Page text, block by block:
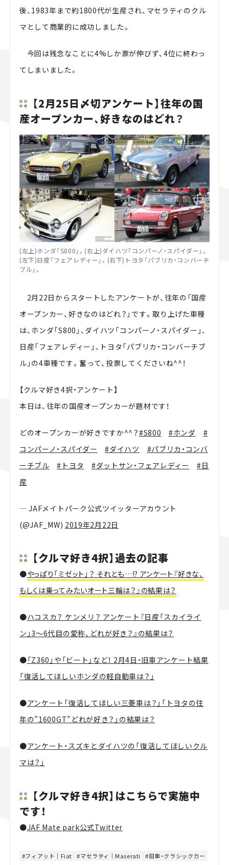
後、1983年まで約1800代が生産され、マセラティのクル
マとして商業的に成功しました。
今回は残念なことに4%しか票が伸びず、4位に終わっ
てしまいました。
【2月25日〆切アンケート】往年の国
産オープンカー、好きなのはどれ？
(左上)ホンダ「S800」。(右上)ダイハツ「コンパーノ・スパイダー」。
(左下)日産「フェアレディー」。(右下)トヨタ「パブリカ・コンバーチ
ブル」。
2月22日からスタートしたアンケートが、往年の「国産
オープンカー、好きなのはどれ？」です。取り上げた車種
は、ホンダ「S800」、ダイハツ「コンパーノ・スパイダー」、
日産「フェアレディー」、トヨタ「パブリカ・コンバーチブ
ル」の4車種です。奮って、投票してくださいね^^！
【クルマ好き4択・アンケート】
本日は、往年の国産オープンカーが題材です！
どのオープンカーが好きですか^^？#S800 #ホンダ
#
コンパーノ・スパイダー
#ダイハツ
#パブリカ・コンバ
ーチブル
#トヨタ #ダットサン・フェアレディー
#日
産
— JAFメイトパーク公式ツイッターアカウント
(@JAF_MW) 2019年2月22日
【クルマ好き4択】過去の記事
●やっぱり「ミゼット」？ それとも…!? アンケート『好きな、
もしくは乗ってみたいオート三輪は？』の結果は？
●ハコスカ？ ケンメリ？ アンケート『日産「スカイライ
ン」3～6代目の愛称、どれが好き？』の結果は？
●「Z360」や「ビート」など！ 2月4日・旧車アンケート結果
「復活してほしいホンダの軽自動車は？」
●アンケート「復活してほしい三菱車は？」「トヨタの往
年の”1600GT”どれが好き？」の結果は？
●アンケート・スズキとダイハツの「復活してほしいクル
マは？」
【クルマ好き4択】はこちらで実施中
です！
●JAF Mate park公式Twitter
フィアット｜Fiat マセラティ｜Maserati 旧車・クラシックカー